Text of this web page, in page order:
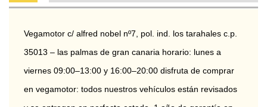
Vegamotor c/ alfred nobel nº7, pol. ind. los tarahales c.p.
35013 – las palmas de gran canaria horario: lunes a
viernes 09:00–13:00 y 16:00–20:00 disfruta de comprar
en vegamotor: todos nuestros vehículos están revisados